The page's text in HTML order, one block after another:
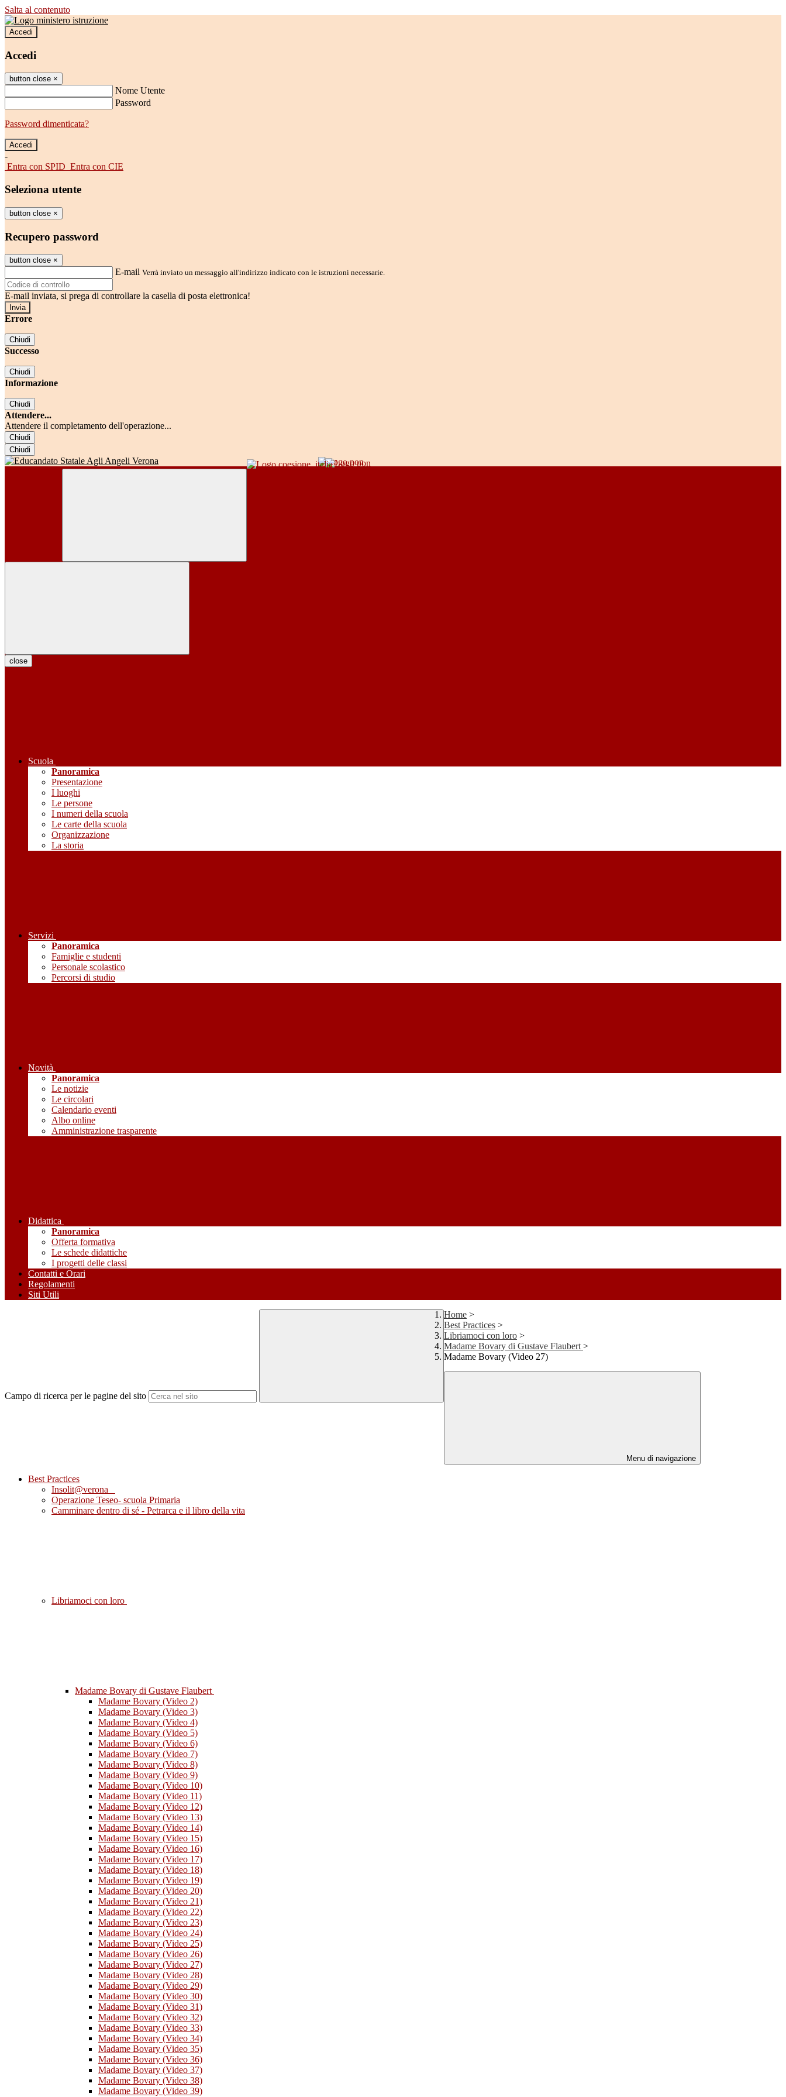
Salta al contenuto
Accedi
Accedi
button close ×
Nome Utente
Password
Password dimenticata?
-
Entra con SPID Entra con CIE
Seleziona utente
button close ×
Recupero password
button close ×
E-mail Verrà inviato un messaggio all'indirizzo indicato con le istruzioni necessarie.
E-mail inviata, si prega di controllare la casella di posta elettronica!
Errore
Chiudi
Successo
Chiudi
Informazione
Chiudi
Attendere...
Attendere il completamento dell'operazione...
Chiudi
Chiudi
close
Scuola
Panoramica
Presentazione
I luoghi
Le persone
I numeri della scuola
Le carte della scuola
Organizzazione
La storia
Servizi
Panoramica
Famiglie e studenti
Personale scolastico
Percorsi di studio
Novità
Panoramica
Le notizie
Le circolari
Calendario eventi
Albo online
Amministrazione trasparente
Didattica
Panoramica
Offerta formativa
Le schede didattiche
I progetti delle classi
Contatti e Orari
Regolamenti
Siti Utili
Campo di ricerca per le pagine del sito
Home >
Best Practices >
Libriamoci con loro >
Madame Bovary di Gustave Flaubert >
Madame Bovary (Video 27)
Menu di navigazione
Best Practices
Insolit@verona
Operazione Teseo- scuola Primaria
Camminare dentro di sé - Petrarca e il libro della vita
Libriamoci con loro
Madame Bovary di Gustave Flaubert
Madame Bovary (Video 2)
Madame Bovary (Video 3)
Madame Bovary (Video 4)
Madame Bovary (Video 5)
Madame Bovary (Video 6)
Madame Bovary (Video 7)
Madame Bovary (Video 8)
Madame Bovary (Video 9)
Madame Bovary (Video 10)
Madame Bovary (Video 11)
Madame Bovary (Video 12)
Madame Bovary (Video 13)
Madame Bovary (Video 14)
Madame Bovary (Video 15)
Madame Bovary (Video 16)
Madame Bovary (Video 17)
Madame Bovary (Video 18)
Madame Bovary (Video 19)
Madame Bovary (Video 20)
Madame Bovary (Video 21)
Madame Bovary (Video 22)
Madame Bovary (Video 23)
Madame Bovary (Video 24)
Madame Bovary (Video 25)
Madame Bovary (Video 26)
Madame Bovary (Video 27)
Madame Bovary (Video 28)
Madame Bovary (Video 29)
Madame Bovary (Video 30)
Madame Bovary (Video 31)
Madame Bovary (Video 32)
Madame Bovary (Video 33)
Madame Bovary (Video 34)
Madame Bovary (Video 35)
Madame Bovary (Video 36)
Madame Bovary (Video 37)
Madame Bovary (Video 38)
Madame Bovary (Video 39)